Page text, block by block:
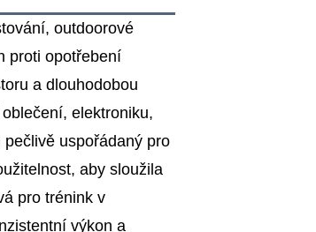
outdoorové
proti opotřebení
a dlouhodobou
elektroniku,
uspořádaný pro
aby sloužila
pro trénink v
výkon a